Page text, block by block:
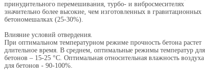
принудительного перемешивания, турбо- и вибросмесителях
значительно более высокие, чем изготовленных в гравитационных
бетономешалках (25-30%).
Влияние условий отвердения.
При оптимальном температурном режиме прочность бетона растет
длительное время. В среднем, оптимальные режимы температур для
бетонов – 15-25 °С. Оптимальная относительная влажность воздуха
для бетонов - 90-100%.